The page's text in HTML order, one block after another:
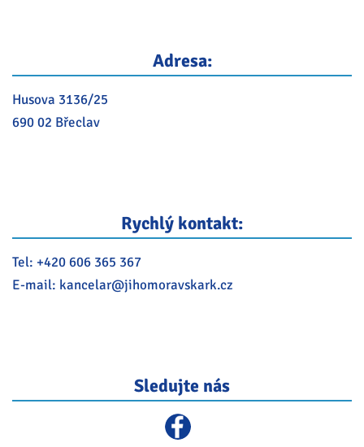
Adresa:
Husova 3136/25
690 02 Břeclav
Rychlý kontakt:
Tel: +420 606 365 367
E-mail: kancelar@jihomoravskark.cz
Sledujte nás